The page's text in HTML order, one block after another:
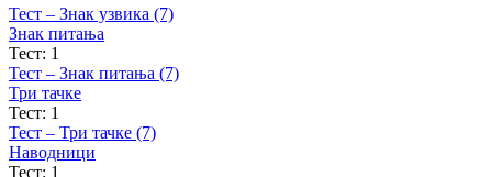
Тест – Знак узвика (7)
Знак питања
Тест: 1
Тест – Знак питања (7)
Три тачке
Тест: 1
Тест – Три тачке (7)
Наводници
Тест: 1